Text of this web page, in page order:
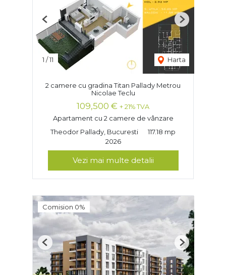
1 /11 Harta
Previous Next
2 camere cu gradina Titan Pallady Metrou
Nicolae Teclu
109,500 € + 21% TVA
Apartament cu 2 camere de vânzare
Theodor Pallady, Bucuresti
117.18 mp
2026
Vezi mai multe detalii
Comision 0%
Previous Next